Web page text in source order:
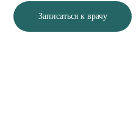
Записаться к врачу